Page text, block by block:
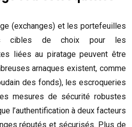
(exchanges) et les portefeuilles
cibles de choix pour les
liées au piratage peuvent être
arnaques existent, comme
des fonds), les escroqueries
mesures de sécurité robustes
l’authentification à deux facteurs
réputés et sécurisés. Plus de